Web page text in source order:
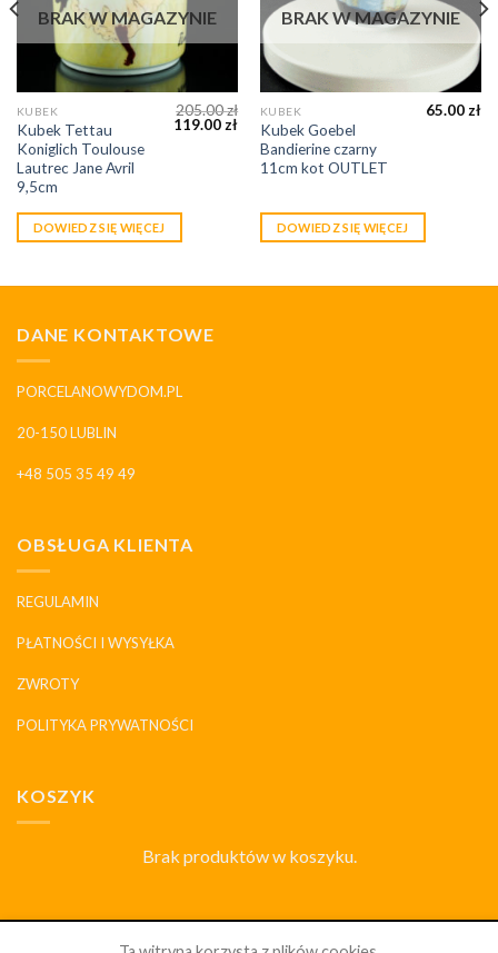
BRAK W MAGAZYNIE
KUBEK
Kubek Tettau
Koniglich Toulouse
Lautrec Jane Avril
9,5cm
205.00zł
119.00 zł
DOWIEDZ SIĘ WIĘCEJ
BRAK W MAGAZYNIE
KUBEK
Kubek Goebel
Bandierine czarny
11cm kot OUTLET
65.00 zł
DOWIEDZ SIĘ WIĘCEJ
DANE KONTAKTOWE
PORCELANOWYDOM.PL
20-150 LUBLIN
+48 505 35 49 49
OBSŁUGA KLIENTA
REGULAMIN
PŁATNOŚCI I WYSYŁKA
ZWROTY
POLITYKA PRYWATNOŚCI
KOSZYK
Brak produktów w koszyku.
DLACZEGO MY HISTORIA I MARKI KONTAKT